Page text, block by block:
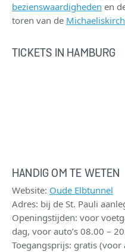
bezienswaardigheden en
toren van de
TICKETS IN HAMBURG
HANDIG OM TE WETEN
Website: Oude Elbtunnel
Adres: bij de St. Pauli
Openingstijden: voor
dag, voor auto’s 08.00 –
Toegangsprijs: gratis (voor